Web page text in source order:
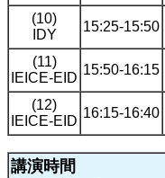
(10)
IDY
15:25-15:50
(11)
IEICE-EID
15:50-16:15
(12)
IEICE-EID
16:15-16:40
講演時間